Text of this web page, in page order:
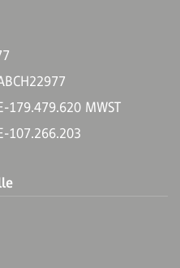
179.479.620 MWST
107.266.203